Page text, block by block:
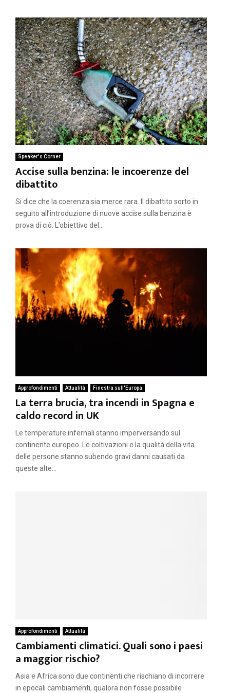
Speaker's Corner
Accise sulla benzina: le incoerenze del
dibattito
Si dice che la coerenza sia merce rara. Il dibattito sorto in
seguito all’introduzione di nuove accise sulla benzina è
prova di ciò. L’obiettivo del...
Approfondimenti Attualità Finestra sull'Europa
La terra brucia, tra incendi in Spagna e
caldo record in UK
Le temperature infernali stanno imperversando sul
continente europeo. Le coltivazioni e la qualità della vita
delle persone stanno subendo gravi danni causati da
queste alte...
Approfondimenti Attualità
Cambiamenti climatici. Quali sono i paesi
a maggior rischio?
Asia e Africa sono due continenti che rischiano di incorrere
in epocali cambiamenti, qualora non fosse possibile